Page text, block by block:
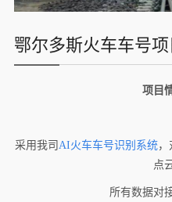
鄂尔多斯火车车号项
项目
采用我司 AI火车车号识别系统，
点
所有数据对